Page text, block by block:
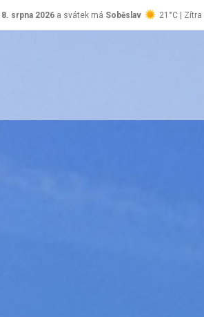
8. srpna 2026 a svátek má Soběslav 21°C | Zítra